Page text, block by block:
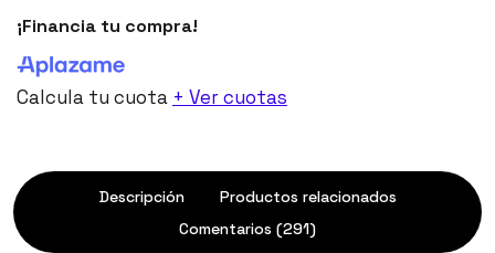
¡Financia tu compra!
Calcula tu cuota + Ver cuotas
Descripción
Productos relacionados
Comentarios (291)